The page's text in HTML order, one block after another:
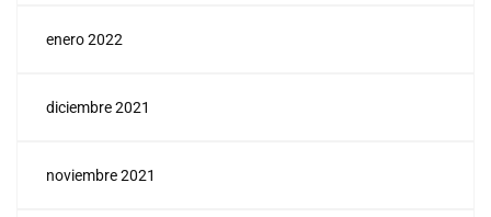
enero 2022
diciembre 2021
noviembre 2021